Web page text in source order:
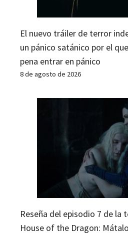
El nuevo tráiler de terror
un pánico satánico por el
pena entrar en pánico
8 de agosto de 2026
Reseña del episodio 7 de la
House of the Dragon: